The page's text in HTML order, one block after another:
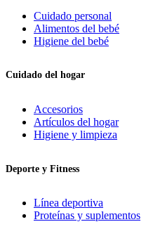
Cuidado personal
Alimentos del bebé
Higiene del bebé
Cuidado del hogar
Accesorios
Artículos del hogar
Higiene y limpieza
Deporte y Fitness
Línea deportiva
Proteínas y suplementos